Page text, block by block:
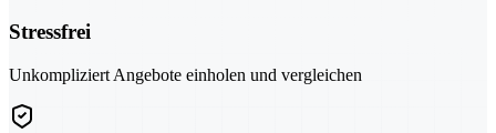
Stressfrei
Unkompliziert Angebote einholen und vergleichen